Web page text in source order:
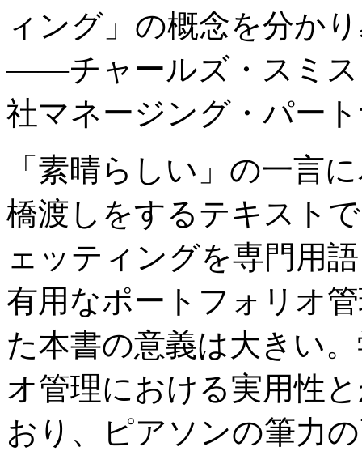
ィング」の概念を分か
――チャールズ・スミス
社マネージング・パー
「素晴らしい」の一言
橋渡しをするテキスト
ェッティングを専門用
有用なポートフォリオ
た本書の意義は大きい
オ管理における実用性
おり、ピアソンの筆力